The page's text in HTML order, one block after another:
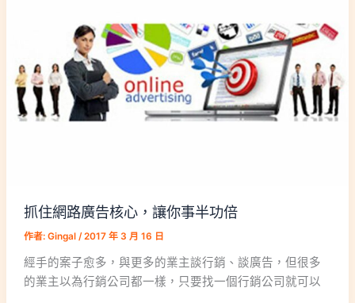
抓住網路廣告核心，讓你事半功倍
作者: Gingal /2017 年 3 月 16 日
經手的案子愈多，與更多的業主談行銷、談廣告，但很多
的業主以為行銷公司都一樣，只要找一個行銷公司就可以